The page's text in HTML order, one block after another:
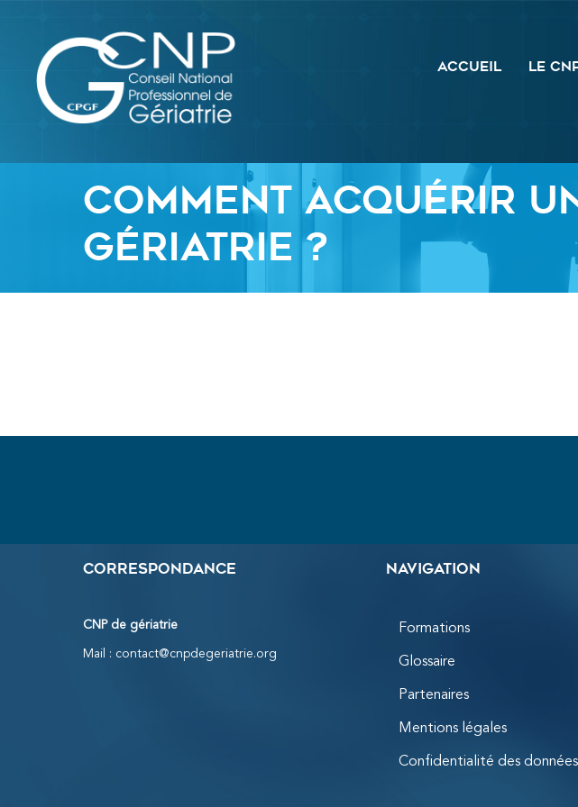
contenu
ACCUEIL LE
Comment acquérir
gériatrie ?
Correspondance
CNP de gériatrie
Mail : contact@cnpdegeriatrie.org
Navigation
Formations
Glossaire
Partenaires
Mentions légales
Confidentialité des données